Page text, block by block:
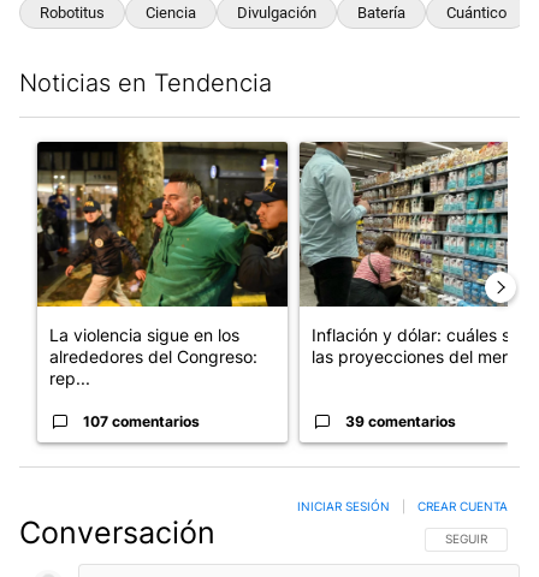
Robotitus Ciencia Divulgación Batería Cuántico
Noticias en Tendencia
Un artículo de tendencia con el título "La violencia sigue en
La violencia sigue en los
alrededores del Congreso:
rep...
107 comentarios
Un artículo de tendencia con
Inflación y dólar: cuáles son
las proyecciones del merc...
39 comentarios
Conversación SIGA ESTA
SEGUIR
INICIAR SESIÓN CREAR CUENTA